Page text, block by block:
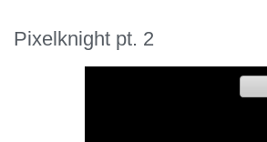
Pixelknight pt. 2